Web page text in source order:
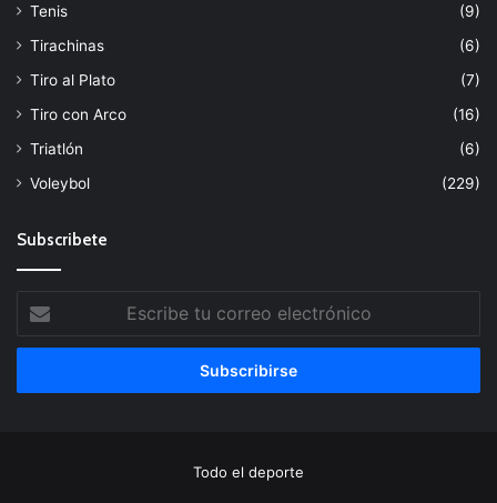
Tenis
(9)
Tirachinas
(6)
Tiro al Plato
(7)
Tiro con Arco
(16)
Triatlón
(6)
Voleybol
(229)
Subscribete
tu
correo
Todo el deporte